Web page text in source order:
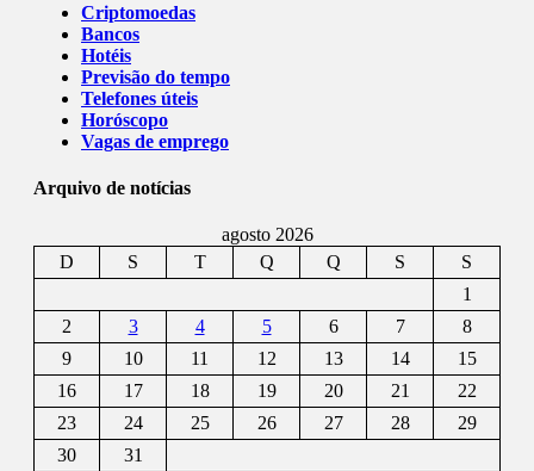
Criptomoedas
Bancos
Hotéis
Previsão do tempo
Telefones úteis
Horóscopo
Vagas de emprego
Arquivo de notícias
agosto 2026
D
S T Q Q S
S
1
2
3 4 5 6 7
8
9
10 11 12 13 14
15
16
17 18 19 20 21
22
23
24 25 26 27 28
29
30
31